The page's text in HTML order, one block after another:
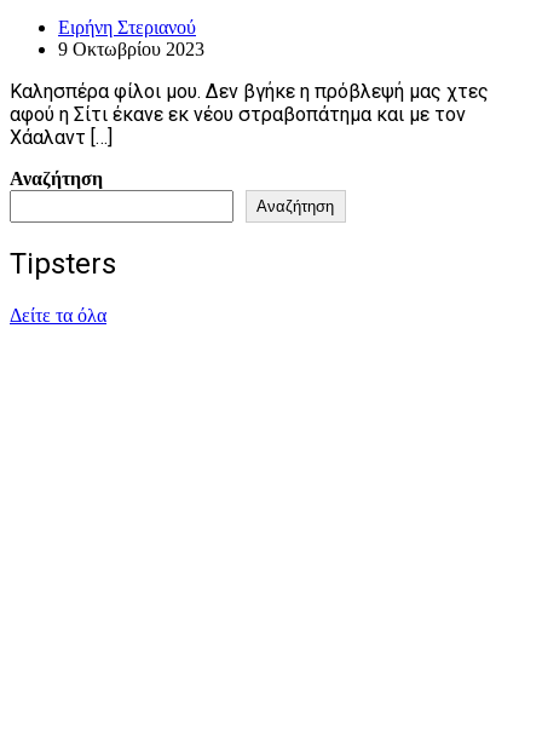
Ειρήνη Στεριανού
9 Οκτωβρίου 2023
Καλησπέρα φίλοι μου. Δεν βγήκε η πρόβλεψή μας χτες
αφού η Σίτι έκανε εκ νέου στραβοπάτημα και με τον
Χάαλαντ […]
Αναζήτηση
Αναζήτηση
Tipsters
Δείτε τα όλα